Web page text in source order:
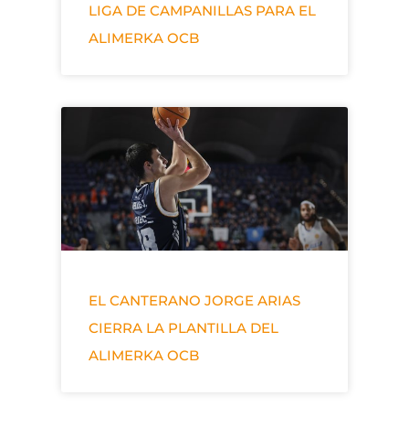
LIGA DE CAMPANILLAS PARA EL
ALIMERKA OCB
EL CANTERANO JORGE ARIAS
CIERRA LA PLANTILLA DEL
ALIMERKA OCB